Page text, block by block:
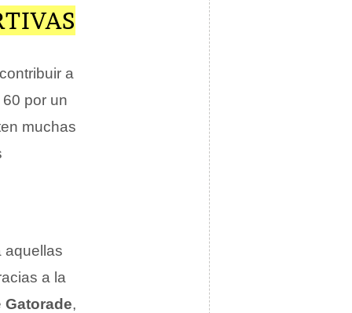
a
por un
muchas
aquellas
a la
Gatorade,